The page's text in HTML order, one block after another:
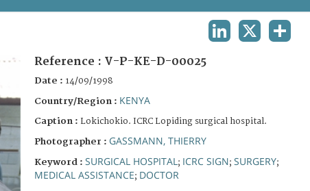
Reference : V-P-KE-D-00025
Date : 14/09/1998
Country/Region : KENYA
Caption : Lokichokio. ICRC Lopiding surgical hospital.
Photographer : GASSMANN, THIERRY
Keyword : SURGICAL HOSPITAL ; ICRC SIGN; SURGERY;
MEDICAL ASSISTANCE; DOCTOR